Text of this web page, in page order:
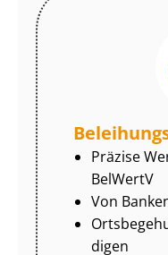
Präzise
BelWertV
Von
di­gen